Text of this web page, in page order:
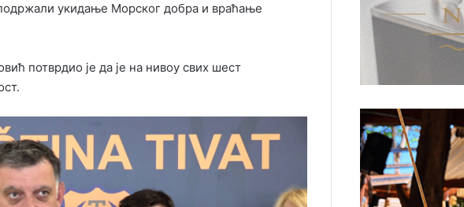
укидање Морског добра и враћање
потврдио је да је на нивоу свих шест